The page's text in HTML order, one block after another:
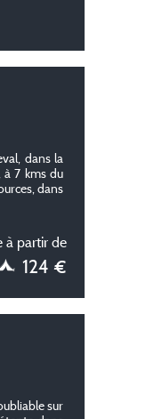
dans la
à 7 kms du
dans
à partir de
124 €
sur